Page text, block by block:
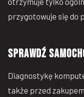
przygotowuje się do
Sprawdź
Diagnostykę
także przed